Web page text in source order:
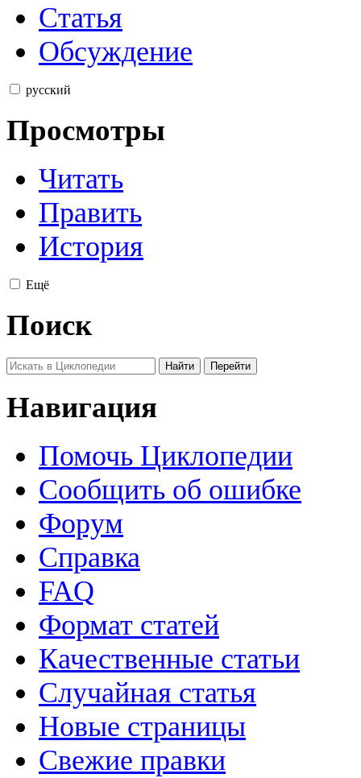
Статья
Обсуждение
русский
Просмотры
Читать
Править
История
Ещё
Поиск
Навигация
Помочь Циклопедии
Сообщить об ошибке
Форум
Справка
FAQ
Формат статей
Качественные статьи
Случайная статья
Новые страницы
Свежие правки